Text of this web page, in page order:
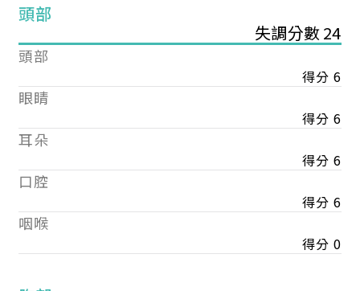
頭部
失調分數 24
頭部
得分 6
眼睛
得分 6
耳朵
得分 6
口腔
得分 6
咽喉
得分 0